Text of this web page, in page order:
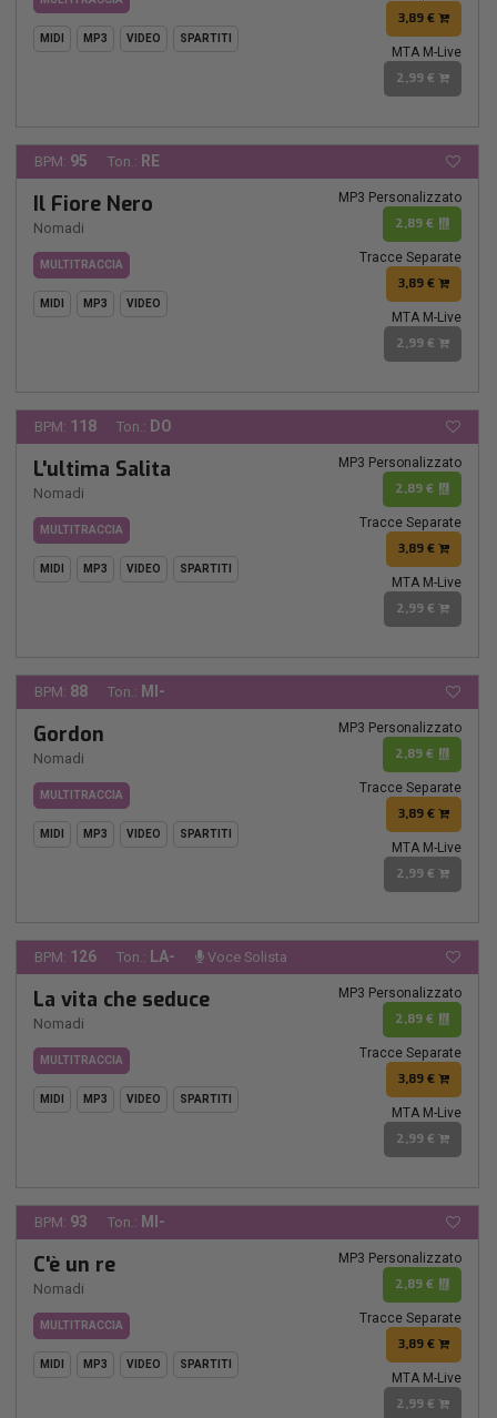
MIDI MP3 VIDEO SPARTITI
3,89 €
MTA M-Live
2,99 €
BPM: 95 Ton.: RE
Il Fiore Nero
Nomadi
MULTITRACCIA
MIDI MP3 VIDEO
MP3 Personalizzato
2,89 €
Tracce Separate
3,89 €
MTA M-Live
2,99 €
BPM: 118 Ton.: DO
L'ultima Salita
Nomadi
MULTITRACCIA
MIDI MP3 VIDEO SPARTITI
MP3 Personalizzato
2,89 €
Tracce Separate
3,89 €
MTA M-Live
2,99 €
BPM: 88 Ton.: MI-
Gordon
Nomadi
MULTITRACCIA
MIDI MP3 VIDEO SPARTITI
MP3 Personalizzato
2,89 €
Tracce Separate
3,89 €
MTA M-Live
2,99 €
BPM: 126 Ton.: LA- Voce Solista
La vita che seduce
Nomadi
MULTITRACCIA
MIDI MP3 VIDEO SPARTITI
MP3 Personalizzato
2,89 €
Tracce Separate
3,89 €
MTA M-Live
2,99 €
BPM: 93 Ton.: MI-
C'è un re
Nomadi
MULTITRACCIA
MIDI MP3 VIDEO SPARTITI
MP3 Personalizzato
2,89 €
Tracce Separate
3,89 €
MTA M-Live
2,99 €